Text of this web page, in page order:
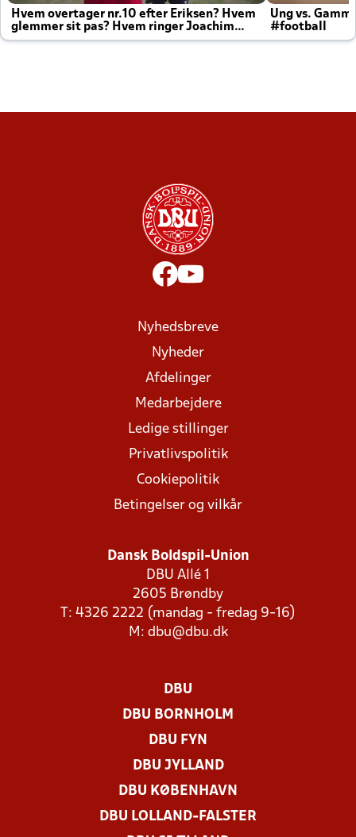
Hvem overtager nr.10 efter Eriksen? Hvem
glemmer sit pas? Hvem ringer Joachim
altid til efter kampe?
Ung vs.
#football
Nyhedsbreve
Nyheder
Afdelinger
Medarbejdere
Ledige stillinger
Privatlivspolitik
Cookiepolitik
Betingelser og vilkår
Dansk Boldspil-Union
DBU Allé 1
2605 Brøndby
T: 4326 2222 (mandag - fredag 9-16)
M: dbu@dbu.dk
DBU
DBU BORNHOLM
DBU FYN
DBU JYLLAND
DBU KØBENHAVN
DBU LOLLAND-FALSTER